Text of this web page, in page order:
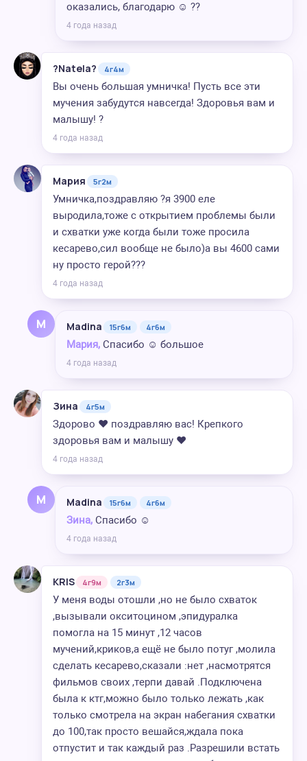
оказались, благодарю ☺️ ??
4 года назад
?Natela? 4г4м
Вы очень большая умничка! Пусть все эти
мучения забудутся навсегда! Здоровья вам и
малышу! ?
4 года назад
Мария 5г2м
Умничка,поздравляю ?я 3900 еле
выродила,тоже с открытием проблемы были
и схватки уже когда были тоже просила
кесарево,сил вообще не было)а вы 4600 сами
ну просто герой???
4 года назад
M Madina 15г6м 4г6м
Мария, Спасибо ☺️ большое
4 года назад
Зина 4г5м
Здорово ❤️ поздравляю вас! Крепкого
здоровья вам и малышу ♥️
4 года назад
M Madina 15г6м 4г6м
Зина, Спасибо ☺️
4 года назад
KRIS 4г9м 2г3м
У меня воды отошли ,но не было схваток
,вызывали окситоцином ,эпидуралка
помогла на 15 минут ,12 часов
мучений,криков,а ещё не было потуг ,молила
сделать кесарево,сказали :нет ,насмотрятся
фильмов своих ,терпи давай .Подключена
была к ктг,можно было только лежать ,как
только смотрела на экран набегания схватки
до 100,так просто вешайся,ждала пока
отпустит и так каждый раз .Разрешили встать